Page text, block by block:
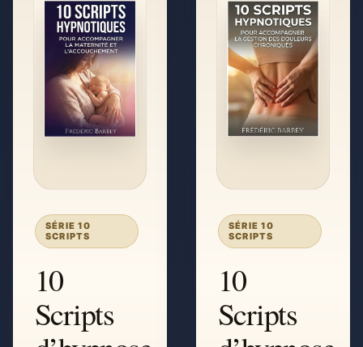
SÉRIE 10
SCRIPTS
10
Scripts
SÉRIE 10
SCRIPTS
10
Scripts